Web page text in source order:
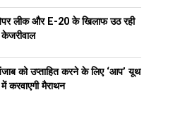
लीक और E-20 के खिलाफ उठ रही
को उप्ताहित करने के लिए ‘आप’ यूथ
करवाएगी मैराथन